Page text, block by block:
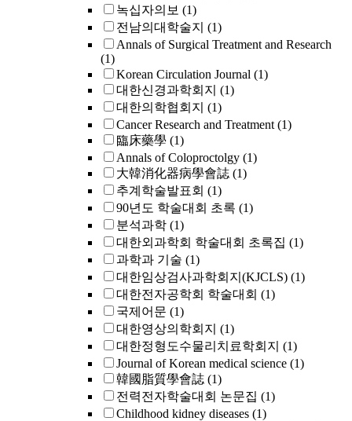
녹십자의보 (1)
전남의대학술지 (1)
Annals of Surgical Treatment and Research
(1)
Korean Circulation Journal (1)
대한신경과학회지 (1)
대한의학협회지 (1)
Cancer Research and Treatment (1)
臨床藥學 (1)
Annals of Coloproctolgy (1)
大韓消化器病學會誌 (1)
추계학술발표회 (1)
90년도 학술대회 초록 (1)
분석과학 (1)
대한외과학회 학술대회 초록집 (1)
과학과 기술 (1)
대한임상검사과학회지(KJCLS) (1)
대한전자공학회 학술대회 (1)
국제어문 (1)
대한영상의학회지 (1)
대한정형도수물리치료학회지 (1)
Journal of Korean medical science (1)
韓國脂質學會誌 (1)
전력전자학술대회 논문집 (1)
Childhood kidney diseases (1)